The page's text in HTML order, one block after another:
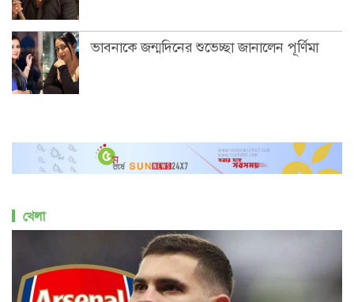
ভাবনাকে জন্মদিনের শুভেচ্ছা জানালেন পূর্ণিমা
খেলা